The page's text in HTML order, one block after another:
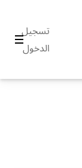
تسجيل
الدخول